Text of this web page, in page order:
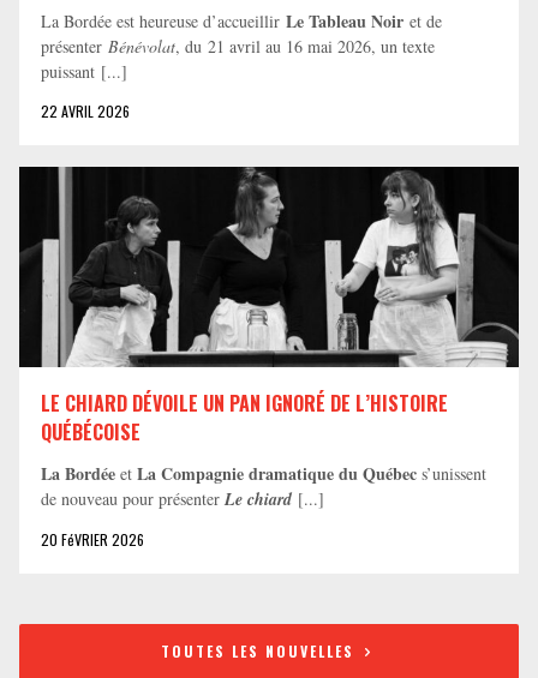
La Bordée est heureuse d’accueillir Le Tableau Noir et de
présenter Bénévolat, du 21 avril au 16 mai 2026, un texte
puissant [...]
22 AVRIL 2026
LE CHIARD DÉVOILE UN PAN IGNORÉ DE L’HISTOIRE
QUÉBÉCOISE
La Bordée et La Compagnie dramatique du Québec s’unissent
de nouveau pour présenter Le chiard [...]
20 FéVRIER 2026
TOUTES LES NOUVELLES